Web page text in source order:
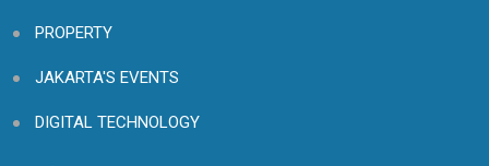
PROPERTY
JAKARTA'S EVENTS
DIGITAL TECHNOLOGY